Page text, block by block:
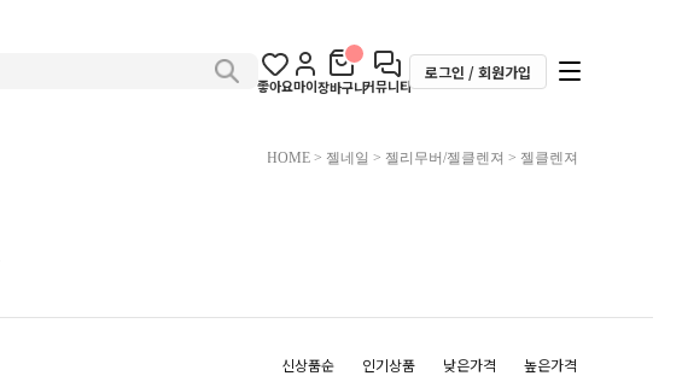
좋아요마이장바구니커뮤니티
로그인 / 회원가입
HOME> 젤네일 > 젤리무버/젤클렌져 > 젤클렌져
신상품순 인기상품 낮은가격 높은가격